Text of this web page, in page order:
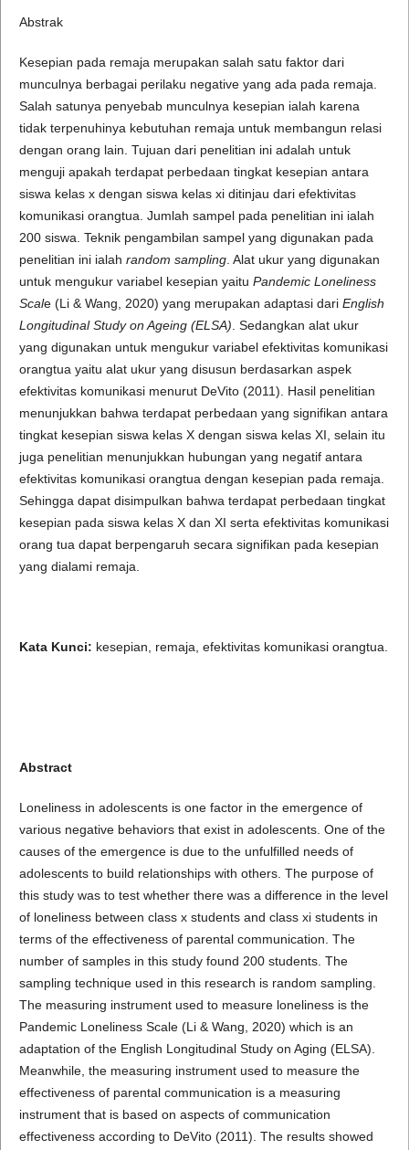
Abstrak
Kesepian pada remaja merupakan salah satu faktor dari
munculnya berbagai perilaku negative yang ada pada remaja.
Salah satunya penyebab munculnya kesepian ialah karena
tidak terpenuhinya kebutuhan remaja untuk membangun relasi
dengan orang lain. Tujuan dari penelitian ini adalah untuk
menguji apakah terdapat perbedaan tingkat kesepian antara
siswa kelas x dengan siswa kelas xi ditinjau dari efektivitas
komunikasi orangtua. Jumlah sampel pada penelitian ini ialah
200 siswa. Teknik pengambilan sampel yang digunakan pada
penelitian ini ialah random sampling. Alat ukur yang digunakan
untuk mengukur variabel kesepian yaitu Pandemic Loneliness
Scale (Li & Wang, 2020) yang merupakan adaptasi dari English
Longitudinal Study on Ageing (ELSA) . Sedangkan alat ukur
yang digunakan untuk mengukur variabel efektivitas komunikasi
orangtua yaitu alat ukur yang disusun berdasarkan aspek
efektivitas komunikasi menurut DeVito (2011). Hasil penelitian
menunjukkan bahwa terdapat perbedaan yang signifikan antara
tingkat kesepian siswa kelas X dengan siswa kelas XI, selain itu
juga penelitian menunjukkan hubungan yang negatif antara
efektivitas komunikasi orangtua dengan kesepian pada remaja.
Sehingga dapat disimpulkan bahwa terdapat perbedaan tingkat
kesepian pada siswa kelas X dan XI serta efektivitas komunikasi
orang tua dapat berpengaruh secara signifikan pada kesepian
yang dialami remaja.
Kata Kunci: kesepian, remaja, efektivitas komunikasi orangtua.
Abstract
Loneliness in adolescents is one factor in the emergence of
various negative behaviors that exist in adolescents. One of the
causes of the emergence is due to the unfulfilled needs of
adolescents to build relationships with others. The purpose of
this study was to test whether there was a difference in the level
of loneliness between class x students and class xi students in
terms of the effectiveness of parental communication. The
number of samples in this study found 200 students. The
sampling technique used in this research is random sampling.
The measuring instrument used to measure loneliness is the
Pandemic Loneliness Scale (Li & Wang, 2020) which is an
adaptation of the English Longitudinal Study on Aging (ELSA).
Meanwhile, the measuring instrument used to measure the
effectiveness of parental communication is a measuring
instrument that is based on aspects of communication
effectiveness according to DeVito (2011). The results showed